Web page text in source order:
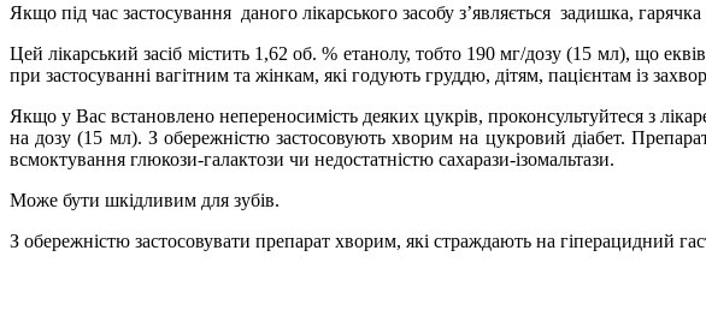
Якщо під час застосування даного лікарського засобу з’являється задишка, гарячка
Цей лікарський засіб містить 1,62 об. % етанолу, тобто 190 мг/дозу (15 мл), що
при застосуванні вагітним та жінкам, які годують груддю, дітям, пацієнтам із
Якщо у Вас встановлено непереносимість деяких цукрів, проконсультуйтеся з
на дозу (15 мл). З обережністю застосовують хворим на цукровий діабет.
всмоктування глюкози-галактози чи недостатністю сахарази-ізомальтази.
Може бути шкідливим для зубів.
З обережністю застосовувати препарат хворим, які страждають на гіперацидний